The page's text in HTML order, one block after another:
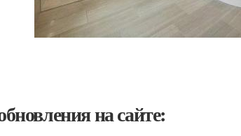
на сайте: